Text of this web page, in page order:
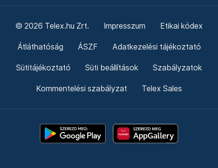
© 2026 Telex.hu Zrt. Impresszum Etikai kódex
Átláthatóság ÁSZF Adatkezelési tájékoztató
Sütitájékoztató Süti beállítások Szabályzatok
Kommentelési szabályzat Telex Sales